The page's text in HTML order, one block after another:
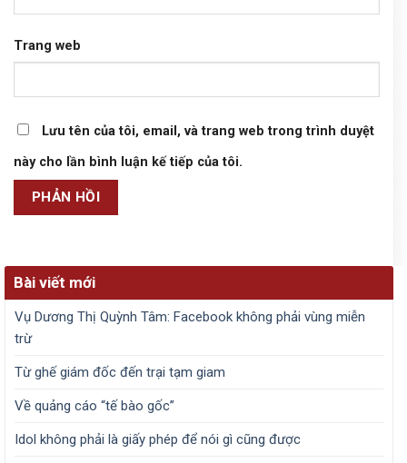
Trang web
Lưu tên của tôi, email, và trang web trong trình duyệt
này cho lần bình luận kế tiếp của tôi.
Bài viết mới
Vụ Dương Thị Quỳnh Tâm: Facebook không phải vùng miễn
trừ
Từ ghế giám đốc đến trại tạm giam
Về quảng cáo “tế bào gốc”
Idol không phải là giấy phép để nói gì cũng được